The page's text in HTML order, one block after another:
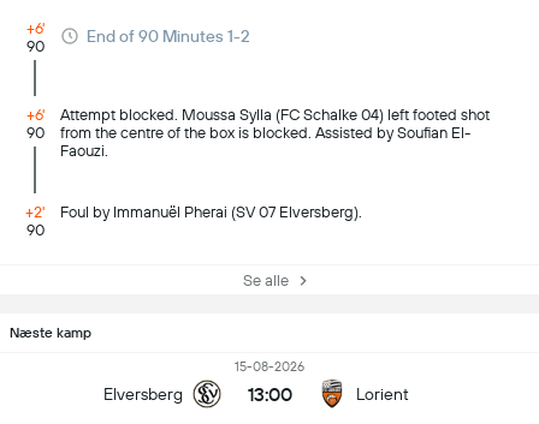
+6'
90
End of 90 Minutes 1-2
+6'
90
Attempt blocked. Moussa Sylla (FC Schalke 04) left footed shot
from the centre of the box is blocked. Assisted by Soufian El-
Faouzi.
+2'
90
Foul by Immanuël Pherai (SV 07 Elversberg).
Se alle
Næste kamp
Elversberg
15-08-2026
13:00 Lorient